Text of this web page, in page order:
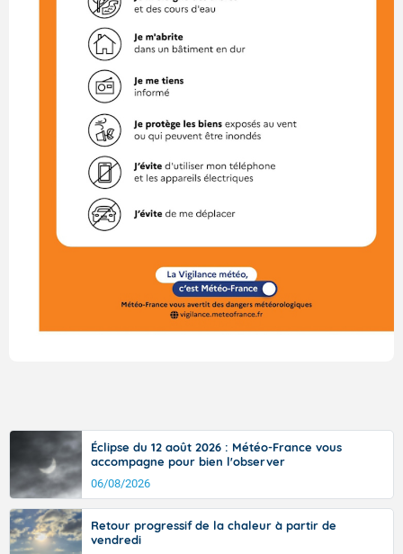
Éclipse du 12 août 2026 : Météo-France vous
accompagne pour bien l'observer
06/08/2026
Retour progressif de la chaleur à partir de
vendredi